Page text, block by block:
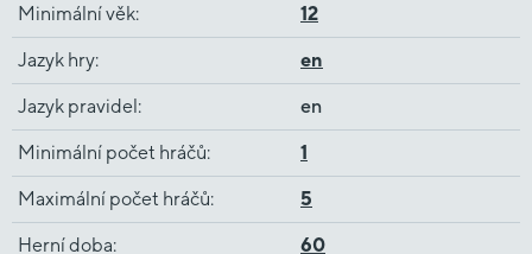
Minimální věk: 12
Jazyk hry: en
Jazyk pravidel: en
Minimální počet hráčů: 1
Maximální počet hráčů: 5
Herní doba: 60